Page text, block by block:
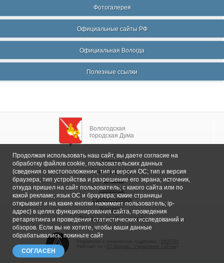
Фотогалерея
Официальные сайты РФ
Официальная Вологда
Полезные ссылки
Вологодская
городская Дума
Главная
Общие сведения
Депутаты
Комитеты
График приема
Контакты
Депутатские объединения
1С-Битрикс: Управление сайтом
Продолжая использовать наш сайт, вы даете согласие на
обработку файлов cookie, пользовательских данных
(сведения о местоположении; тип и версия ОС; тип и версия
браузера; тип устройства и разрешение его экрана; источник,
откуда пришел на сайт пользователь; с какого сайта или по
какой рекламе; язык ОС и браузера; какие страницы
открывает и на какие кнопки нажимает пользователь; ip-
адрес) в целях функционирования сайта, проведения
ретаргетинга и проведения статистических исследований и
обзоров. Если вы не хотите, чтобы ваши данные
обрабатывались, покиньте сайт
СОГЛАСЕН